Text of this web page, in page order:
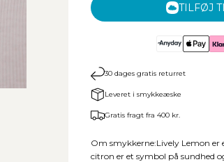
TILFØJ
30 dages gratis returret
Leveret i smykkeæske
Gratis fragt fra 400 kr.
Om ​​smykkerne:Lively Lemon er
citron er et symbol på sundhed